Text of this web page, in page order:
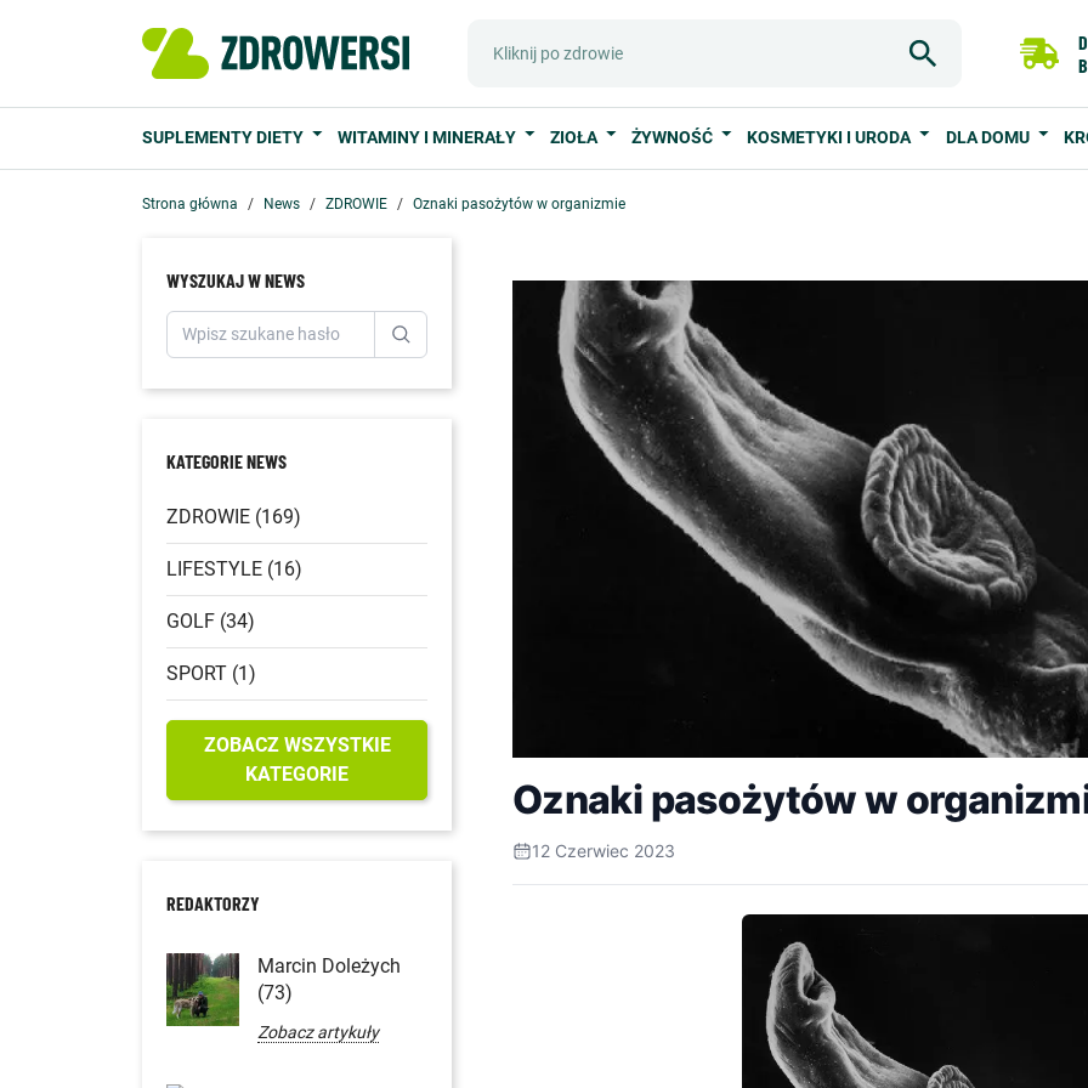
SUPLEMENTY DIETY WITAMINY I MINERAŁY ZIOŁA ŻYWNOŚĆ KOSMETYKI I URODA DLA DOMU
Strona główna News ZDROWIE Oznaki pasożytów w organizmie
WYSZUKAJ W NEWS
KATEGORIE NEWS
ZDROWIE (169)
LIFESTYLE (16)
GOLF (34)
SPORT (1)
ZOBACZ WSZYSTKIE
KATEGORIE
REDAKTORZY
Marcin Doleżych
(73)
Zobacz artykuły
Oznaki pasożytów w
12 Czerwiec 2023